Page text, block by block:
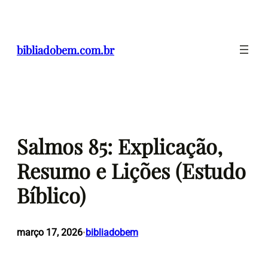
conteúdo
bibliadobem.com.br
Salmos 85: Explicação,
Resumo e Lições (Estudo
Bíblico)
março 17, 2026•bibliadobem